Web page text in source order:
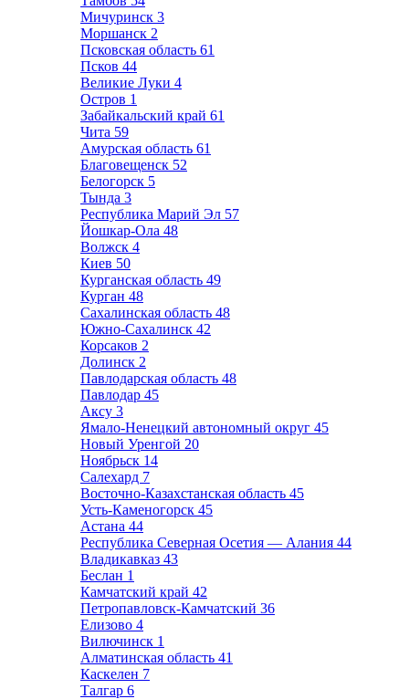
Мичуринск 3
Моршанск 2
Псковская область 61
Псков 44
Великие Луки 4
Остров 1
Забайкальский край 61
Чита 59
Амурская область 61
Благовещенск 52
Белогорск 5
Тында 3
Республика Марий Эл 57
Йошкар-Ола 48
Волжск 4
Киев 50
Курганская область 49
Курган 48
Сахалинская область 48
Южно-Сахалинск 42
Корсаков 2
Долинск 2
Павлодарская область 48
Павлодар 45
Аксу 3
Ямало-Ненецкий автономный округ 45
Новый Уренгой 20
Ноябрьск 14
Салехард 7
Восточно-Казахстанская область 45
Усть-Каменогорск 45
Астана 44
Республика Северная Осетия — Алания 44
Владикавказ 43
Беслан 1
Камчатский край 42
Петропавловск-Камчатский 36
Елизово 4
Вилючинск 1
Алматинская область 41
Каскелен 7
Талгар 6